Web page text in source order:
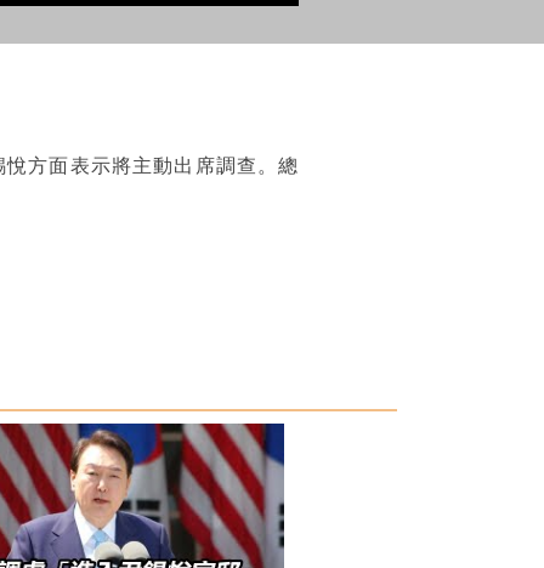
方面表示將主動出席調查。總